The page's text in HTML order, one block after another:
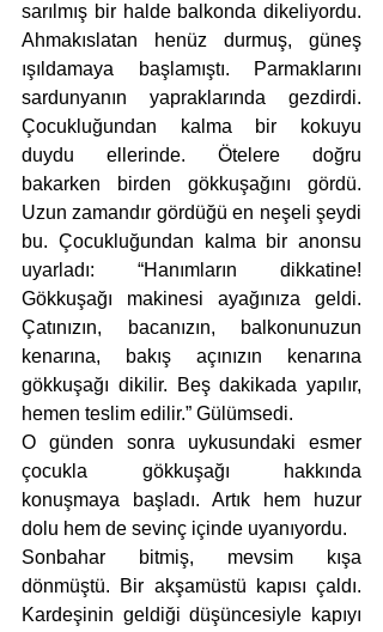
sarılmış bir halde balkonda dikeliyordu.
Ahmakıslatan henüz durmuş, güneş
ışıldamaya başlamıştı. Parmaklarını
sardunyanın yapraklarında gezdirdi.
Çocukluğundan kalma bir kokuyu
duydu ellerinde. Ötelere doğru
bakarken birden gökkuşağını gördü.
Uzun zamandır gördüğü en neşeli şeydi
bu. Çocukluğundan kalma bir anonsu
uyarladı: “Hanımların dikkatine!
Gökkuşağı makinesi ayağınıza geldi.
Çatınızın, bacanızın, balkonunuzun
kenarına, bakış açınızın kenarına
gökkuşağı dikilir. Beş dakikada yapılır,
hemen teslim edilir.” Gülümsedi.
O günden sonra uykusundaki esmer
çocukla gökkuşağı hakkında
konuşmaya başladı. Artık hem huzur
dolu hem de sevinç içinde uyanıyordu.
Sonbahar bitmiş, mevsim kışa
dönmüştü. Bir akşamüstü kapısı çaldı.
Kardeşinin geldiği düşüncesiyle kapıyı